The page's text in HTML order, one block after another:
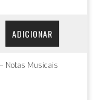
ADICIONAR
Notas Musicais